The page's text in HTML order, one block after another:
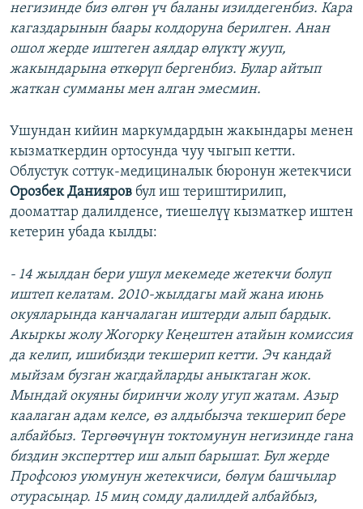
негизинде биз өлгөн үч баланы изилдегенбиз. Кара
кагаздарынын баары колдоруна берилген. Анан
ошол жерде иштеген аялдар өлүктү жууп,
жакындарына өткөрүп бергенбиз. Булар айтып
жаткан сумманы мен алган эмесмин.
Ушундан кийин маркумдардын жакындары менен
кызматкердин ортосунда чуу чыгып кетти.
Облустук соттук-медициналык бюронун жетекчиси
Орозбек Данияров бул иш териштирилип,
дооматтар далилденсе, тиешелүү кызматкер иштен
кетерин убада кылды:
- 14 жылдан бери ушул мекемеде жетекчи болуп
иштеп келатам. 2010-жылдагы май жана июнь
окуяларында канчалаган иштерди алып бардык.
Акыркы жолу Жогорку Кеңештен атайын комиссия
да келип, ишибизди текшерип кетти. Эч кандай
мыйзам бузган жагдайларды аныктаган жок.
Мындай окуяны биринчи жолу угуп жатам. Азыр
каалаган адам келсе, өз алдыбызча текшерип бере
албайбыз. Тергөөчүнүн токтомунун негизинде гана
биздин эксперттер иш алып барышат. Бул жерде
Профсоюз уюмунун жетекчиси, бөлүм башчылар
отурасыңар. 15 миң сомду далилдей албайбыз,